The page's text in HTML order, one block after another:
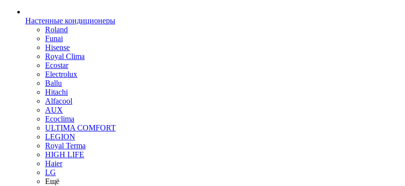
Настенные кондиционеры
Roland
Funai
Hisense
Royal Clima
Ecostar
Electrolux
Ballu
Hitachi
Alfacool
AUX
Ecoclima
ULTIMA COMFORT
LEGION
Royal Terma
HIGH LIFE
Haier
LG
Ещё